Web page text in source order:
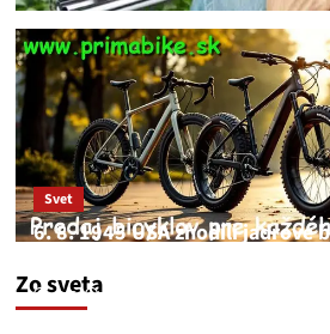
Zo sveta
Svet
6. 8. 1945 USA zhodili jadrové
JNS